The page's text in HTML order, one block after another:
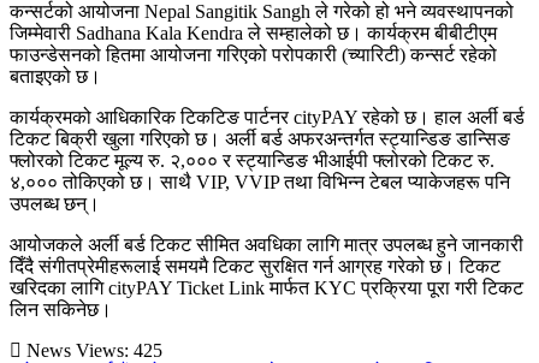
कन्सर्टको आयोजना Nepal Sangitik Sangh ले गरेको हो भने व्यवस्थापनको
जिम्मेवारी Sadhana Kala Kendra ले सम्हालेको छ। कार्यक्रम बीबीटीएम
फाउन्डेसनको हितमा आयोजना गरिएको परोपकारी (च्यारिटी) कन्सर्ट रहेको
बताइएको छ।
कार्यक्रमको आधिकारिक टिकटिङ पार्टनर cityPAY रहेको छ। हाल अर्ली बर्ड
टिकट बिक्री खुला गरिएको छ। अर्ली बर्ड अफरअन्तर्गत स्ट्यान्डिङ डान्सिङ
फ्लोरको टिकट मूल्य रु. २,००० र स्ट्यान्डिङ भीआईपी फ्लोरको टिकट रु.
४,००० तोकिएको छ। साथै VIP, VVIP तथा विभिन्न टेबल प्याकेजहरू पनि
उपलब्ध छन्।
आयोजकले अर्ली बर्ड टिकट सीमित अवधिका लागि मात्र उपलब्ध हुने जानकारी
दिँदै संगीतप्रेमीहरूलाई समयमै टिकट सुरक्षित गर्न आग्रह गरेको छ। टिकट
खरिदका लागि cityPAY Ticket Link मार्फत KYC प्रक्रिया पूरा गरी टिकट
लिन सकिनेछ।
News Views: 425